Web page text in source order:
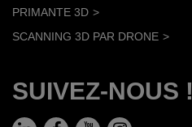
PRIMANTE 3D
SCANNING 3D PAR DRONE
SUIVEZ-NOUS !